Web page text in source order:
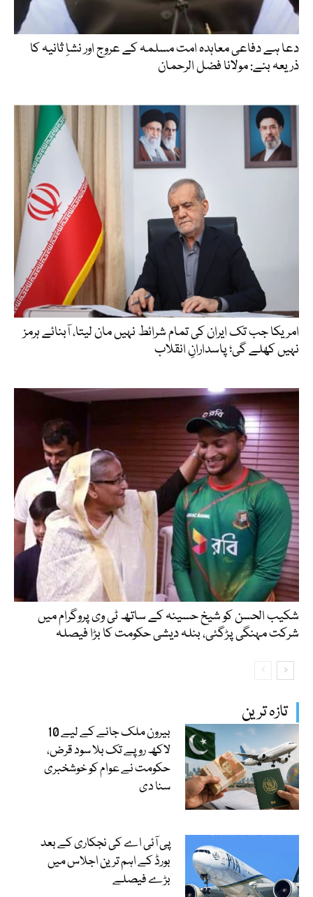
تازہ ترین
بیرون ملک جانے کے لیے 10
لاکھ روپے تک بلا سود قرض،
حکومت نے عوام کو خوشخبری
سنا دی
پی آئی اے کی نجکاری کے بعد
بورڈ کے اہم ترین اجلاس میں
بڑے فیصلے
دعا ہے دفاعی معاہدہ امت مسلمہ کے عروج اور نشاِ ثانیہ کا
ذریعہ بنے: مولانا فضل الرحمان
امریکا جب تک ایران کی تمام شرائط نہیں مان لیتا، آبنائے ہرمز
نہیں کھلے گی؛ پاسدارانِ انقلاب
شکیب الحسن کو شیخ حسینہ کے ساتھ ٹی وی پروگرام میں
شرکت مہنگی پڑگئی، بنلہ دیشی حکومت کا بڑا فیصلہ